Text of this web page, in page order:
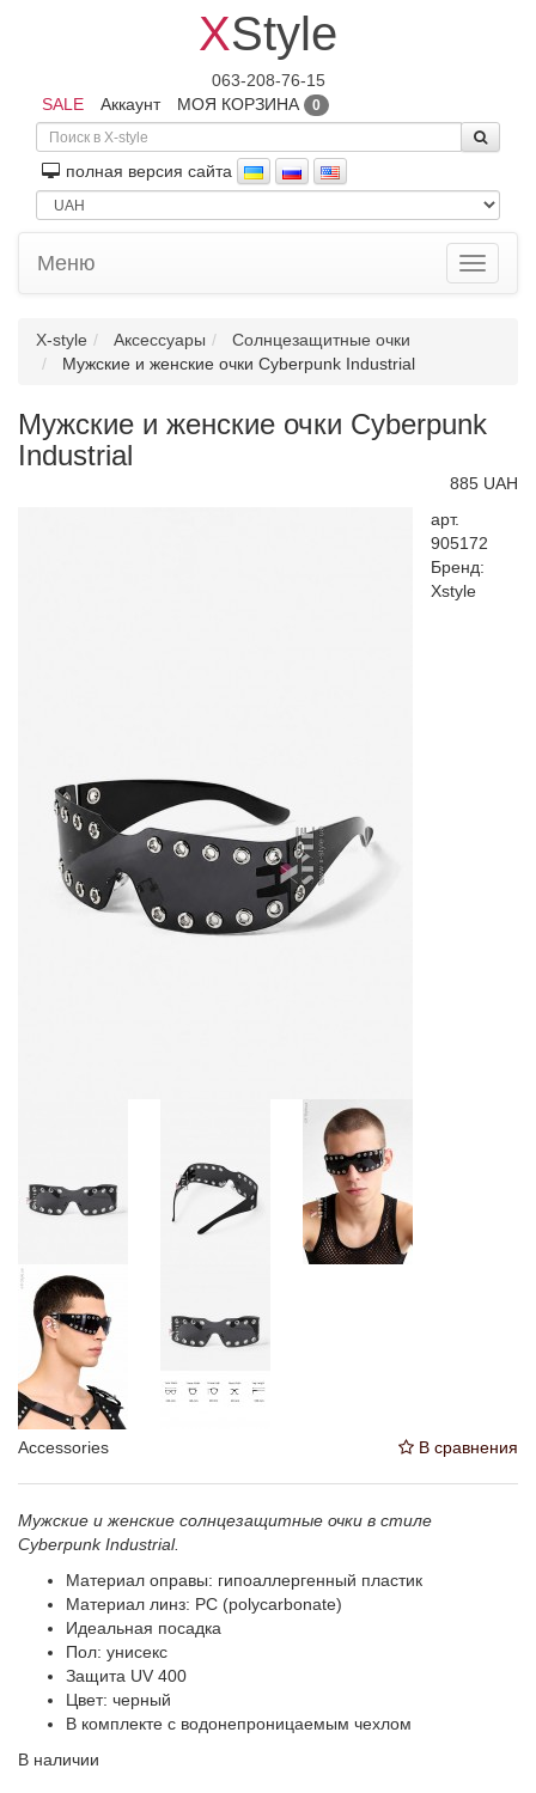
XStyle
063-208-76-15
SALE
Аккаунт МОЯ КОРЗИНА 0
полная версия сайта
Toggle
Меню
X-style Аксессуары
Солнцезащитные очки
Мужские и женские очки Cyberpunk Industrial
Мужские и женские очки Cyberpunk
Industrial
885 UAH
В сравнения
арт.
905172
Бренд:
Xstyle
Accessories
Мужские и женские солнцезащитные очки в стиле
Cyberpunk Industrial.
Материал оправы: гипоаллергенный пластик
Материал линз: PC (polycarbonate)
Идеальная посадка
Пол: унисекс
Защита UV 400
Цвет: черный
В комплекте с водонепроницаемым чехлом
В наличии